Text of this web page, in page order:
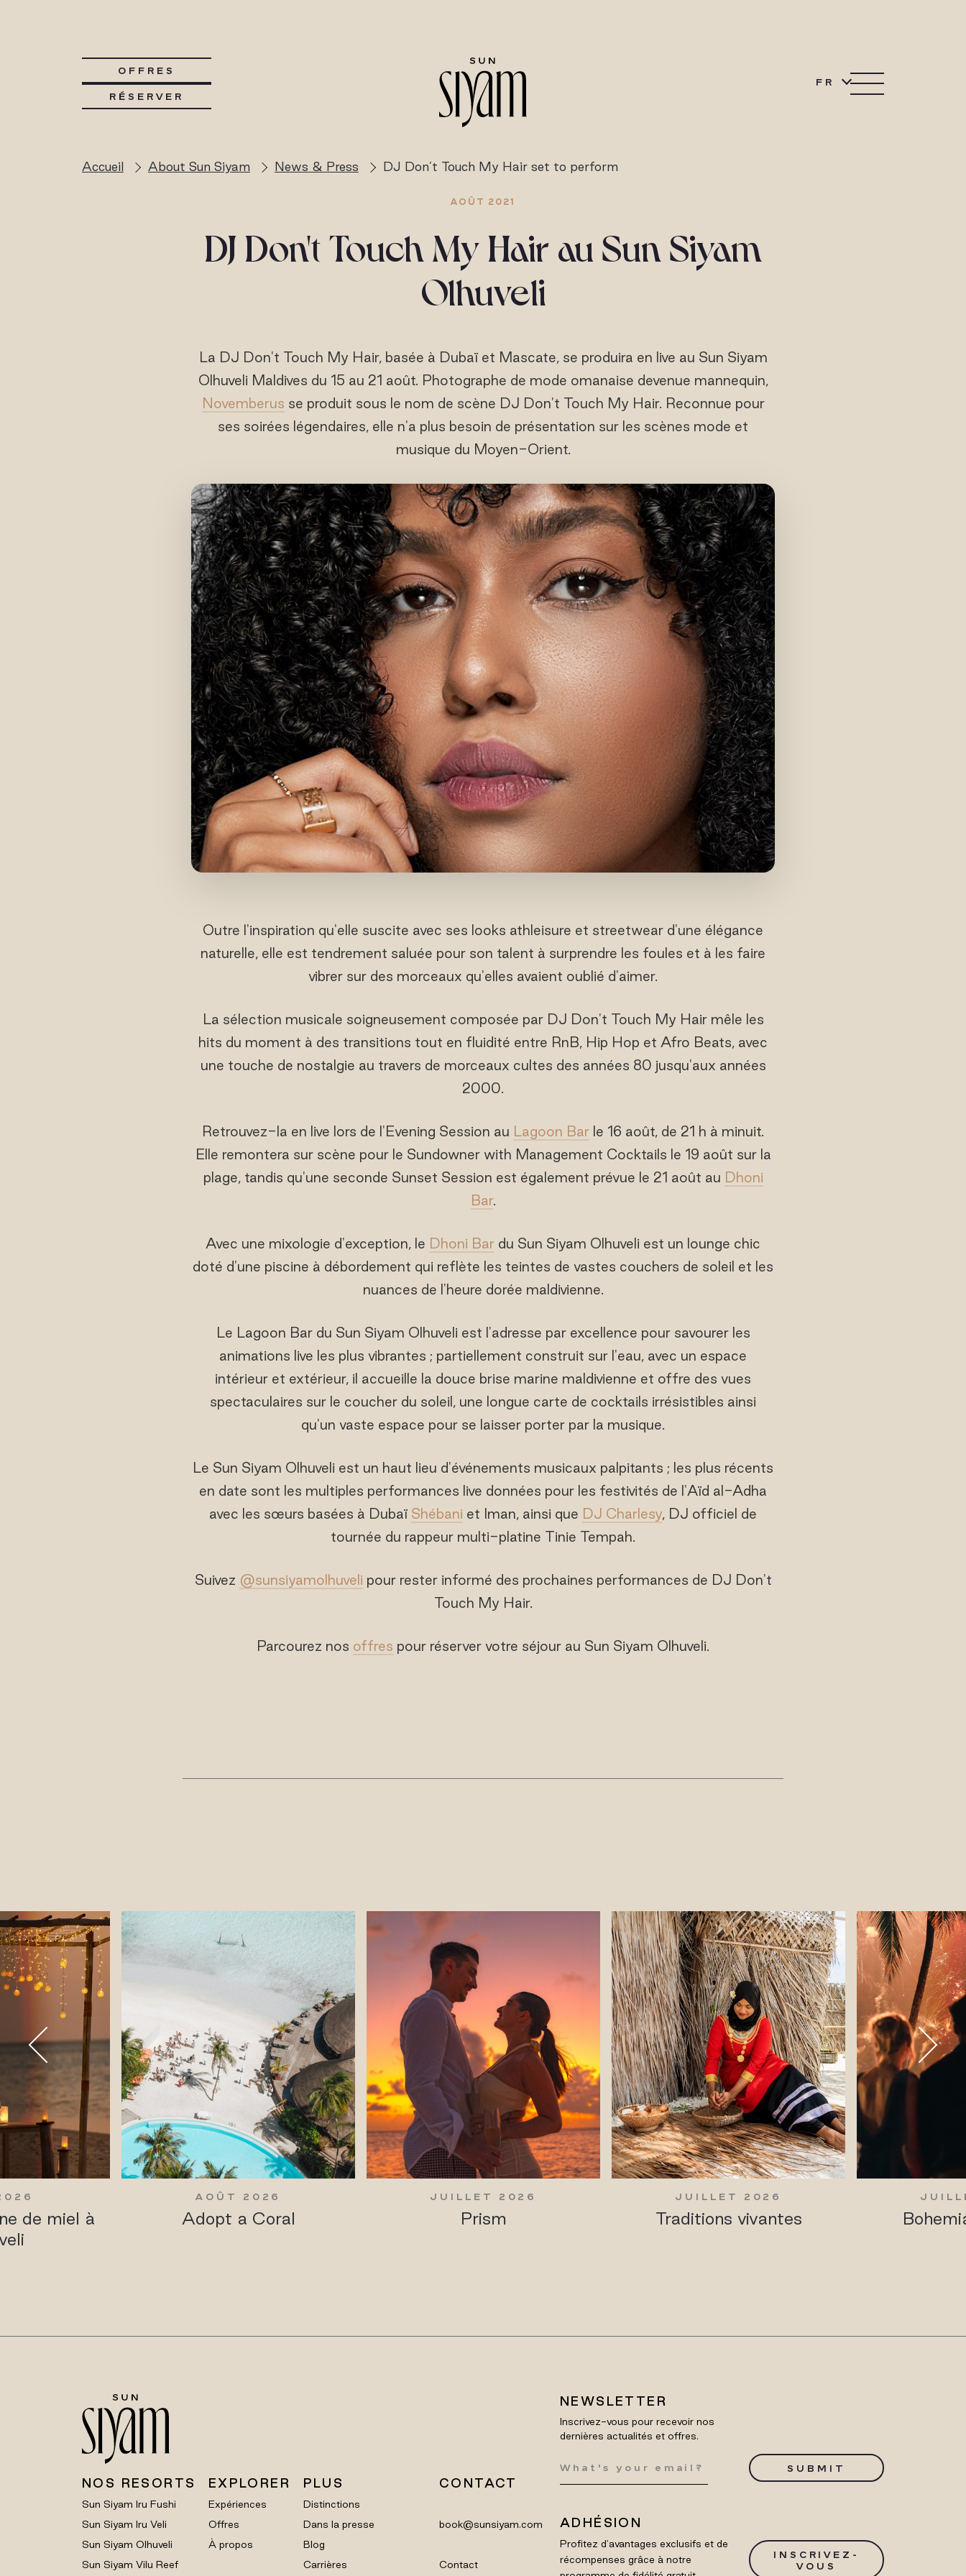
OFFRES
RÉSERVER
FR
Accueil About Sun Siyam News & Press DJ Don’t Touch My Hair set to perform
AOÛT 2021
DJ Don't Touch My Hair au Sun Siyam
Olhuveli
La DJ Don't Touch My Hair, basée à Dubaï et Mascate, se produira en live au Sun Siyam
Olhuveli Maldives du 15 au 21 août. Photographe de mode omanaise devenue mannequin,
Novemberus se produit sous le nom de scène DJ Don't Touch My Hair. Reconnue pour
ses soirées légendaires, elle n'a plus besoin de présentation sur les scènes mode et
musique du Moyen-Orient.
Outre l'inspiration qu'elle suscite avec ses looks athleisure et streetwear d'une élégance
naturelle, elle est tendrement saluée pour son talent à surprendre les foules et à les faire
vibrer sur des morceaux qu'elles avaient oublié d'aimer.
La sélection musicale soigneusement composée par DJ Don't Touch My Hair mêle les
hits du moment à des transitions tout en fluidité entre RnB, Hip Hop et Afro Beats, avec
une touche de nostalgie au travers de morceaux cultes des années 80 jusqu'aux années
2000.
Retrouvez-la en live lors de l'Evening Session au Lagoon Bar le 16 août, de 21 h à minuit.
Elle remontera sur scène pour le Sundowner with Management Cocktails le 19 août sur la
plage, tandis qu'une seconde Sunset Session est également prévue le 21 août au Dhoni
Bar.
Avec une mixologie d'exception, le Dhoni Bar du Sun Siyam Olhuveli est un lounge chic
doté d'une piscine à débordement qui reflète les teintes de vastes couchers de soleil et les
nuances de l'heure dorée maldivienne.
Le Lagoon Bar du Sun Siyam Olhuveli est l'adresse par excellence pour savourer les
animations live les plus vibrantes ; partiellement construit sur l'eau, avec un espace
intérieur et extérieur, il accueille la douce brise marine maldivienne et offre des vues
spectaculaires sur le coucher du soleil, une longue carte de cocktails irrésistibles ainsi
qu'un vaste espace pour se laisser porter par la musique.
Le Sun Siyam Olhuveli est un haut lieu d'événements musicaux palpitants ; les plus récents
en date sont les multiples performances live données pour les festivités de l'Aïd al-Adha
avec les sœurs basées à Dubaï Shébani et Iman, ainsi que DJ Charlesy, DJ officiel de
tournée du rappeur multi-platine Tinie Tempah.
Suivez @sunsiyamolhuveli pour rester informé des prochaines performances de DJ Don't
Touch My Hair.
Parcourez nos offres pour réserver votre séjour au Sun Siyam Olhuveli.
de miel à
AOÛT 2026
Adopt a Coral
JUILLET 2026
Prism
JUILLET 2026
Traditions vivantes
NOS RESORTS
Sun Siyam Iru Fushi
Sun Siyam Iru Veli
Sun Siyam Olhuveli
Sun Siyam Vilu Reef
EXPLORER
Expériences
Offres
À propos
PLUS
Distinctions
Dans la presse
Blog
Carrières
CONTACT
book@sunsiyam.com
Contact
NEWSLETTER
Inscrivez-vous pour recevoir nos
dernières actualités et offres.
SUBMIT
ADHÉSION
Profitez d'avantages exclusifs et de
récompenses grâce à notre
INSCRIVEZ-
VOUS